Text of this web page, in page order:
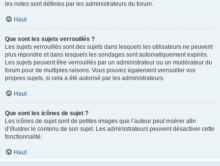
les notes sont définies par les administrateurs du forum.
Haut
Que sont les sujets verrouillés ?
Les sujets verrouillés sont des sujets dans lesquels les utilisateurs ne peuvent
plus répondre et dans lesquels les sondages sont automatiquement expirés.
Les sujets peuvent être verrouillés par un administrateur ou un modérateur du
forum pour de multiples raisons. Vous pouvez également verrouiller vos
propres sujets, si cela a été autorisé par les administrateurs.
Haut
Que sont les icônes de sujet ?
Les icônes de sujet sont de petites images que l’auteur peut insérer afin
d’illustrer le contenu de son sujet. Les administrateurs peuvent désactiver cette
fonctionnalité.
Haut